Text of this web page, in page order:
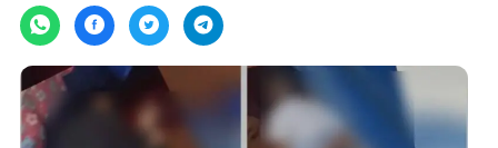
sexta-feira, 04/07/2025 às 08:17